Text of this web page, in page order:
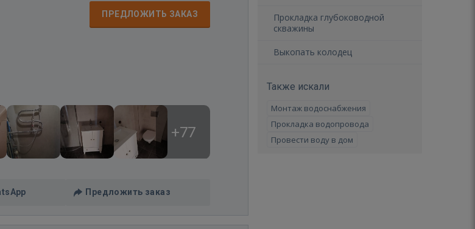
ПРЕДЛОЖИТЬ ЗАКАЗ
+77
Предложить заказ
Прокладка глубоководной
скважины
Выкопать колодец
Также искали
Монтаж водоснабжения
Прокладка водопровода
Провести воду в дом